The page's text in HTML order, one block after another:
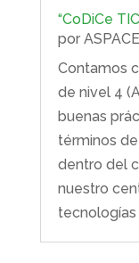
“CoDiCe
por ASPACE
Contamos
de nivel 4
buenas
términos
dentro del
nuestro
tecnologías